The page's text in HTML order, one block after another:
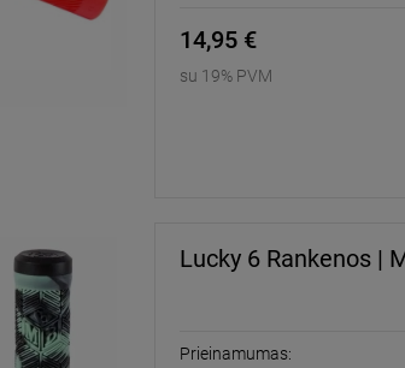
14,95 €
su 19% PVM
Lucky 6 Rankenos |
Prieinamumas: